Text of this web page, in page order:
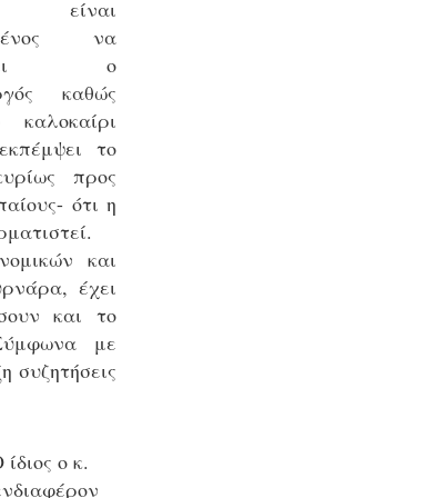
να
ο
καθώς
το
προς
ότι η
και
έχει
και το
με
συζητήσεις
ο κ.
εκπαιδευμένους δημοτικούς αστυνομικούς, οι οποίοι έχουν
ήδη ολοκληρώσει την προβλεπόμενη εκπαίδευσή τους και
Στο πλαίσιο της προετοιμασίας, ο Δήμος παρέλαβε τρία
ολοκαίνουργια σκούτερ, τα οποία θα χρησιμοποιούνται για
τις περιπολίες και τις καθημερινές μετακινήσεις των
στελεχών της υπηρεσίας.
Αστυνομία
Ένταση